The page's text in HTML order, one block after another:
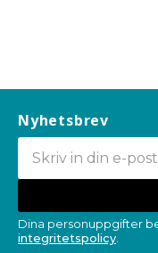
Nyhetsbrev
Dina personuppgifter
integritetspolicy.